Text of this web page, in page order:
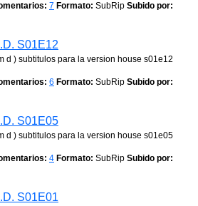
7 Formato: SubRip Subido por:
S01E12
d ) subtitulos para la version house s01e12
6 Formato: SubRip Subido por:
S01E05
d ) subtitulos para la version house s01e05
4 Formato: SubRip Subido por:
S01E01